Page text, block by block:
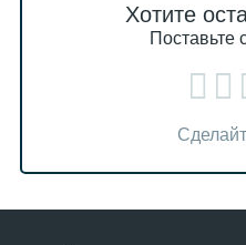
Хотите
Поставьте